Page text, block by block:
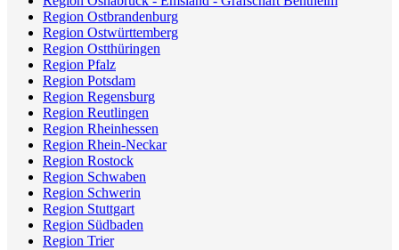
Region Ostbrandenburg
Region Ostwürttemberg
Region Ostthüringen
Region Pfalz
Region Potsdam
Region Regensburg
Region Reutlingen
Region Rheinhessen
Region Rhein-Neckar
Region Rostock
Region Schwaben
Region Schwerin
Region Stuttgart
Region Südbaden
Region Trier